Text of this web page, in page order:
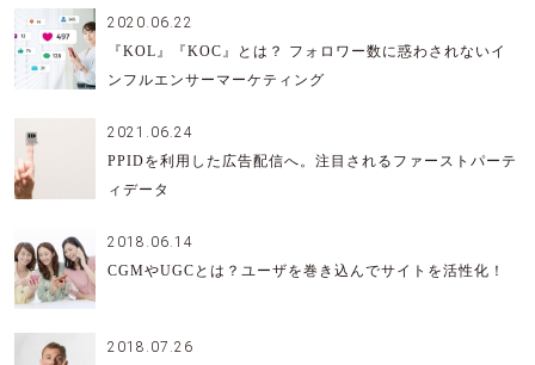
2020.06.22
『KOL』『KOC』とは？ フォロワー数に惑わされないイ
ンフルエンサーマーケティング
2021.06.24
PPIDを利用した広告配信へ。注目されるファーストパーテ
ィデータ
2018.06.14
CGMやUGCとは？ユーザを巻き込んでサイトを活性化！
2018.07.26